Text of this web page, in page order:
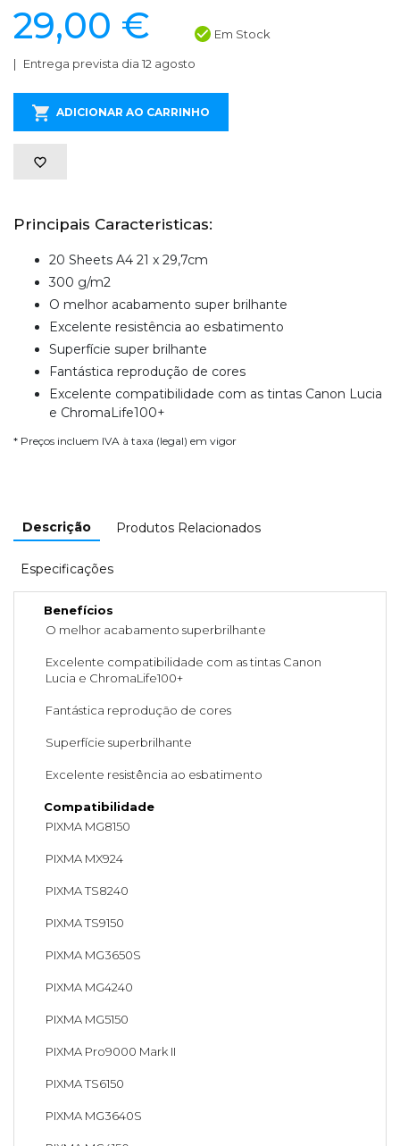
29,00 € Em Stock
Entrega prevista dia 12 agosto
ADICIONAR AO CARRINHO
Principais Caracteristicas:
20 Sheets A4 21 x 29,7cm
300 g/m2
O melhor acabamento super brilhante
Excelente resistência ao esbatimento
Superfície super brilhante
Fantástica reprodução de cores
Excelente compatibilidade com as tintas Canon Lucia
e ChromaLife100+
* Preços incluem IVA à taxa (legal) em vigor
Descrição Produtos Relacionados
Especificações
Benefícios
O melhor acabamento superbrilhante
Excelente compatibilidade com as tintas Canon
Lucia e ChromaLife100+
Fantástica reprodução de cores
Superfície superbrilhante
Excelente resistência ao esbatimento
Compatibilidade
PIXMA MG8150
PIXMA MX924
PIXMA TS8240
PIXMA TS9150
PIXMA MG3650S
PIXMA MG4240
PIXMA MG5150
PIXMA Pro9000 Mark II
PIXMA TS6150
PIXMA MG3640S